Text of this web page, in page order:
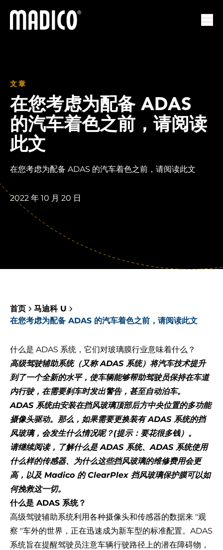
马迪科
文章
在您考虑为配备 ADAS
的汽车着色之前，请阅读
此文
在您考虑为配备 ADAS 的汽车着色之前，请阅读此文
2022 年 10 月 20 日
首页
马迪科 U
在您考虑为配备 ADAS 的汽车着色之前，请阅读此文
什么是 ADAS 系统，它们对玻璃膜行业意味着什么？
高级驾驶辅助系统（又称 ADAS 系统）将汽车技术提升
到了一个全新的水平，使车辆能够帮助驾驶员保持在车道
内行驶，在需要刹车时发出警告，甚至自动泊车。
ADAS 系统由安装在挡风玻璃顶部后方中央位置的多功能
摄像头驱动。那么，如果需要更换装有 ADAS 系统的挡
风玻璃，会发生什么情况呢？(提示：要花很多钱）。
请继续阅读，了解什么是 ADAS 系统、ADAS 系统使用
什么样的传感器、为什么这些挡风玻璃的维修费用会更
高，以及 Madico 的 ClearPlex 挡风玻璃保护膜可以如
何挽救这一切。
什么是 ADAS 系统？
高级驾驶辅助系统利用各种摄像头和传感器的数据来 "观
察 "车外的世界，正在迅速成为新车型的标准配置。ADAS
系统旨在提醒驾驶员注意车辆行驶路径上的潜在障碍物，